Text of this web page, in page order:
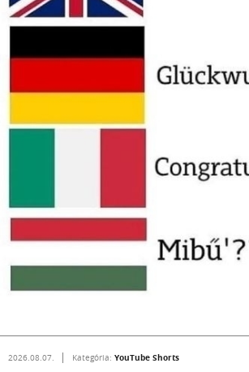
2026.08.07. Kategória: YouTube Shorts